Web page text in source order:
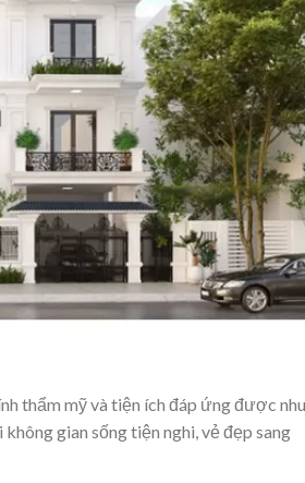
thẩm mỹ và tiện ích đáp ứng được nhu
gian sống tiện nghi, vẻ đẹp sang